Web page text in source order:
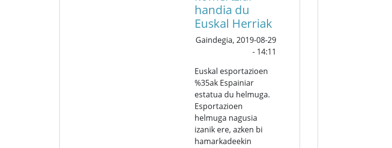
handia du
Euskal Herriak
Gaindegia, 2019-08-29
- 14:11
Euskal esportazioen
%35ak Espainiar
estatua du helmuga.
Esportazioen
helmuga nagusia
izanik ere, azken bi
hamarkadeekin